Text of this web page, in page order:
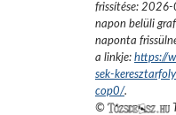
frissítése: 2026-
napon belüli
naponta
a linkje: https://
sek-
cop0/.
©